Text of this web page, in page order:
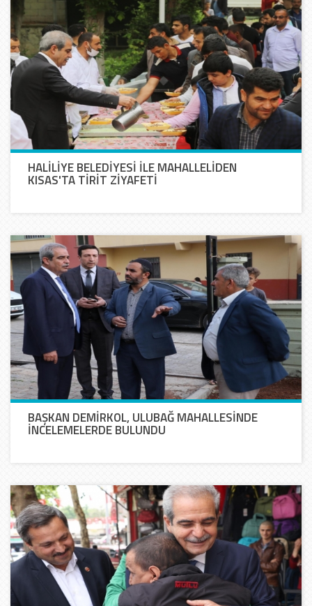
HALİLİYE BELEDİYESİ İLE MAHALLELİDEN
KISAS'TA TİRİT ZİYAFETİ
BAŞKAN DEMİRKOL, ULUBAĞ MAHALLESİNDE
İNCELEMELERDE BULUNDU